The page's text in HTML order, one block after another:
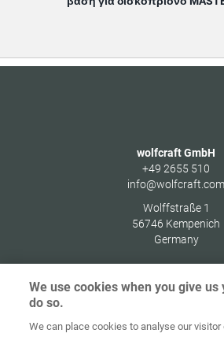
wolfcraft GmbH
+49 2655 510
info@wolfcraft.com
Wolffstraße 1
56746 Kempenich
Germany
Αρχική Επικοινωνία
We use cookies when you give us
do so.
We can place cookies to analyse our visitor